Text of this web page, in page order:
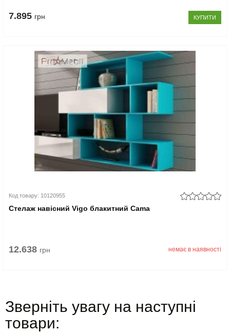
7.895 грн КУПИТИ
Код товару: 10120955
Стелаж навісний Vigo блакитний Cama
12.638 грн немає в наявності
Зверніть увагу на наступні
товари: